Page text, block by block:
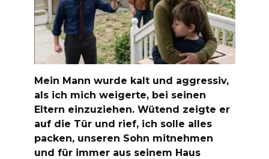
Mein Mann wurde kalt und aggressiv,
als ich mich weigerte, bei seinen
Eltern einzuziehen. Wütend zeigte er
auf die Tür und rief, ich solle alles
packen, unseren Sohn mitnehmen
und für immer aus seinem Haus